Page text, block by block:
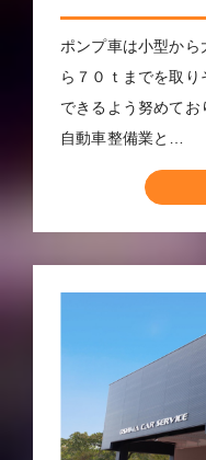
ポンプ車は小型から
ら７０ｔまでを取
できるよう努めてお
自動車整備業と…